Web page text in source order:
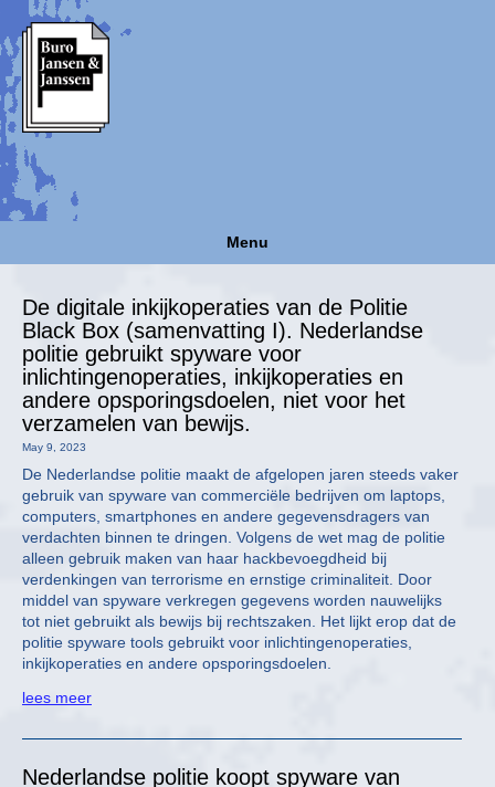
Menu
De digitale inkijkoperaties van de Politie
Black Box (samenvatting I). Nederlandse
politie gebruikt spyware voor
inlichtingenoperaties, inkijkoperaties en
andere opsporingsdoelen, niet voor het
verzamelen van bewijs.
May 9, 2023
De Nederlandse politie maakt de afgelopen jaren steeds vaker
gebruik van spyware van commerciële bedrijven om laptops,
computers, smartphones en andere gegevensdragers van
verdachten binnen te dringen. Volgens de wet mag de politie
alleen gebruik maken van haar hackbevoegdheid bij
verdenkingen van terrorisme en ernstige criminaliteit. Door
middel van spyware verkregen gegevens worden nauwelijks
tot niet gebruikt als bewijs bij rechtszaken. Het lijkt erop dat de
politie spyware tools gebruikt voor inlichtingenoperaties,
inkijkoperaties en andere opsporingsdoelen.
lees meer
Nederlandse politie koopt spyware van